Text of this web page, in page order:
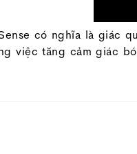
có nghĩa là giác
việc tăng cảm giác